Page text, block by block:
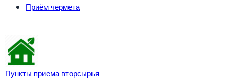
Приём чермета
Пункты приема вторсырья